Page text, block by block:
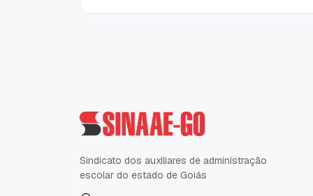
Sindicato dos auxiliares de administração
escolar do estado de Goiás